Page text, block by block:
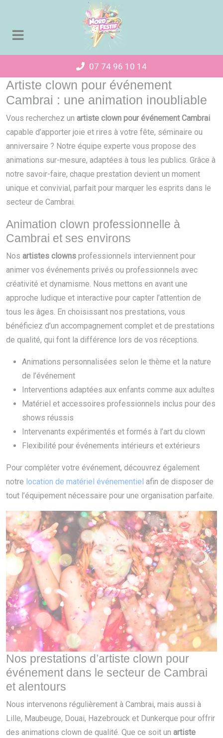
07 74 96 10 14
Artiste clown pour événement
Cambrai : une animation inoubliable
Vous recherchez un artiste clown pour événement Cambrai
capable d’apporter joie et rires à votre fête, séminaire ou
anniversaire ? Notre équipe experte vous propose des
animations sur-mesure, adaptées à tous les publics. Grâce à
notre savoir-faire, chaque prestation devient un moment
unique et convivial, parfait pour marquer les esprits dans le
secteur de Cambrai.
Animation clown professionnelle à
Cambrai et ses environs
Nos artistes clowns professionnels interviennent pour
animer vos événements privés ou professionnels avec
créativité et dynamisme. Nous mettons en avant une
approche ludique et interactive pour capter l’attention de
tous les âges. En choisissant nos prestations, vous
bénéficiez d’un accompagnement complet et de prestations
de qualité, qui font la différence lors de vos réceptions.
Animations personnalisées selon le thème et la nature
de l’événement
Interventions adaptées aux enfants comme aux adultes
Matériel et accessoires professionnels inclus pour des
shows réussis
Intervenants expérimentés et formés à l’art du clown
Flexibilité pour événements intérieurs et extérieurs
Pour compléter votre événement, découvrez également
notre location de matériel événementiel afin de disposer de
tout l’équipement nécessaire pour une organisation parfaite.
Nos prestations d’artiste clown pour
événement dans le secteur de Cambrai
et alentours
Nous intervenons régulièrement à Cambrai, mais aussi à
Lille, Maubeuge, Douai, Hazebrouck et Dunkerque pour offrir
des animations clown de qualité. Que ce soit un artiste
Panneau de gestion des cookies